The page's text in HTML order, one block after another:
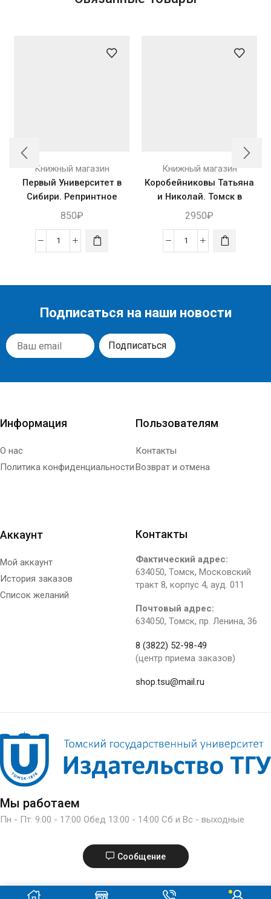
Книжный магазин
Первый Университет в
Сибири. Репринтное
издание.
850₽
Книжный магазин
Коробейниковы Татьяна
и Николай. Томск в
подарок. Альбом
2950₽
Подписаться на наши новости
Информация
О нас
Политика конфиденциальности
Пользователям
Контакты
Возврат и отмена
Аккаунт
Мой аккаунт
История заказов
Cписок желаний
Контакты
Фактический адрес:
634050, Томск, Московский
тракт 8, корпус 4, ауд. 011
Почтовый адрес:
634050, Томск, пр. Ленина, 36
8 (3822) 52-98-49
(центр приема заказов)
shop.tsu@mail.ru
Мы работаем
Пн - Пт: 9:00 - 17:00 Обед 13:00 - 14:00 Сб и Вс - выходные
Сообщение